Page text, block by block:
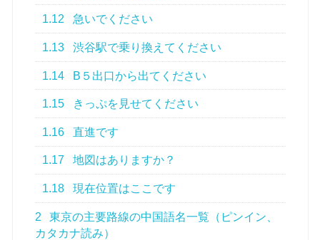
1.12 急いでください
1.13 渋谷駅で乗り換えてください
1.14 B５出口から出てください
1.15 きっぷを見せてください
1.16 直進です
1.17 地図はありますか？
1.18 現在位置はここです
2
東京の主要路線の中国語名一覧（ピンイン、
カタカナ読み）